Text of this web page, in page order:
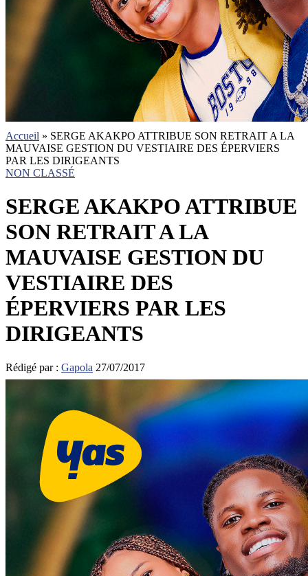
Accueil » SERGE AKAKPO ATTRIBUE SON RETRAIT A LA
MAUVAISE GESTION DU VESTIAIRE DES ÉPERVIERS
PAR LES DIRIGEANTS
NON CLASSÉ
SERGE AKAKPO ATTRIBUE
SON RETRAIT A LA
MAUVAISE GESTION DU
VESTIAIRE DES
ÉPERVIERS PAR LES
DIRIGEANTS
Rédigé par : Gapola 27/07/2017